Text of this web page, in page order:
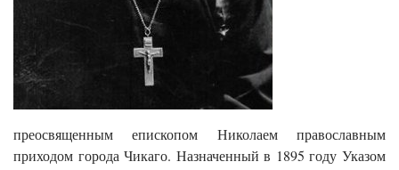
преосвященным епископом Николаем православным
приходом города Чикаго. Назначенный в 1895 году Указом